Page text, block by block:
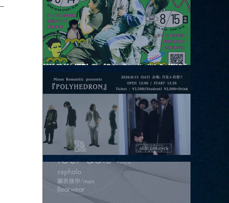
2026.08.15 |【観覧】夜）『巷のmyストーリー/センター"訳"フラ
2026.08.15 |【観覧】昼）月見ルpre.『POLYHEDRON』